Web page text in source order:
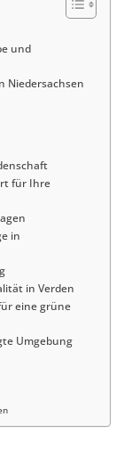
und
Niedersachsen
für Ihre
in
in Verden
eine grüne
Umgebung